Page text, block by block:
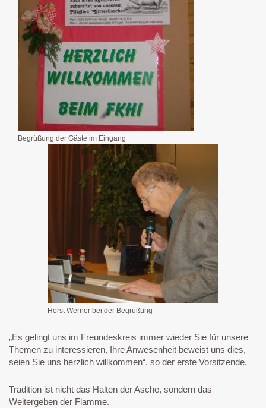
Begrüßung der Gäste im Eingang
Horst Werner bei der Begrüßung
„Es gelingt uns im Freundeskreis immer wieder Sie für unsere
Themen zu interessieren, Ihre Anwesenheit beweist uns dies,
seien Sie uns herzlich willkommen“, so der erste Vorsitzende.
Tradition ist nicht das Halten der Asche, sondern das
Weitergeben der Flamme.